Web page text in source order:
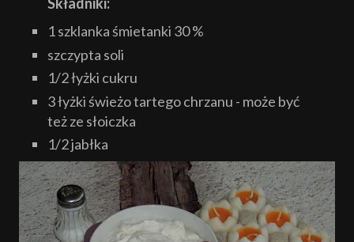
1 szklanka śmietanki 30 %
szczypta soli
1/2 łyżki cukru
3 łyżki świeżo tartego chrzanu - może być
też ze słoiczka
1/2 jabłka